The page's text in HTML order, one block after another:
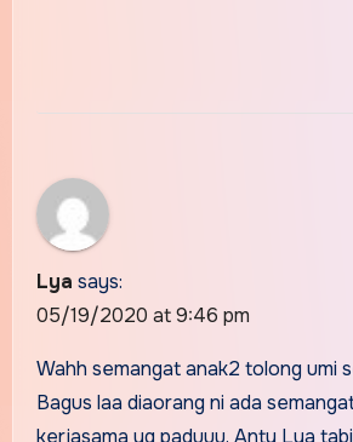
Lya says:
05/19/2020 at 9:46 pm
Wahh semangat anak2 tolong umi
Bagus laa diaorang ni ada
kerjasama yg paduuu. Anty Lya